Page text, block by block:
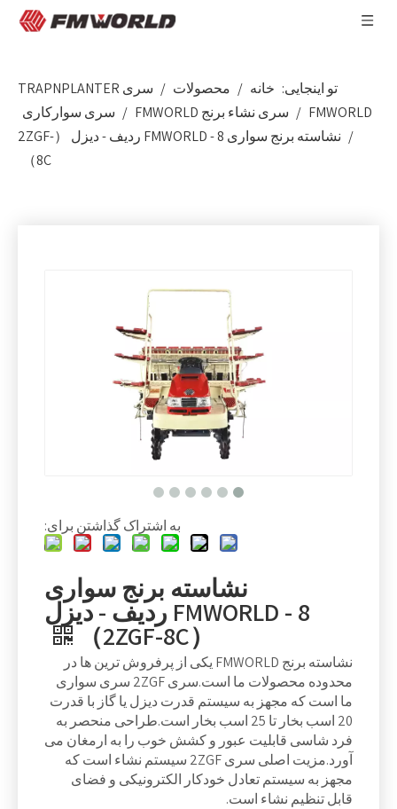
تو اینجایی: خانه / محصولات /
سری TRAPNPLANTER
FMWORLD
/ سری نشاء برنج FMWORLD / سری سوارکاری
/
نشاسته برنج سواری FMWORLD - 8 ردیف - دیزل （2ZGF-
8C）
به اشتراک گذاشتن برای:
نشاسته برنج سواری
FMWORLD - 8 ردیف - دیزل
（2ZGF-8C）
نشاسته برنج FMWORLD یکی از پرفروش ترین ها در
محدوده محصولات ما است.سری 2ZGF سری سواری
ما است که مجهز به سیستم قدرت دیزل یا گاز با قدرت
20 اسب بخار تا 25 اسب بخار است.طراحی منحصر به
فرد شاسی قابلیت عبور و کشش خوب را به ارمغان می
آورد.مزیت اصلی سری 2ZGF سیستم نشاء است که
مجهز به سیستم تعادل خودکار الکترونیکی و فضای
قابل تنظیم نشاء است.